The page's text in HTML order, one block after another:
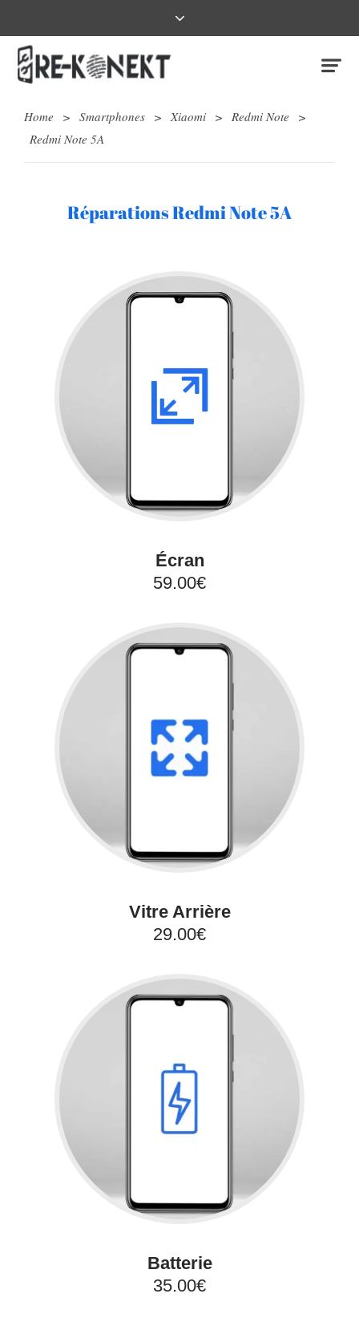
Home > Smartphones > Xiaomi > Redmi Note
>
Redmi Note 5A
Réparations Redmi Note 5A
Écran
59.00€
Vitre Arrière
29.00€
Batterie
35.00€